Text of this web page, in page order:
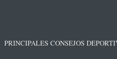
PRINCIPALES CONSEJOS